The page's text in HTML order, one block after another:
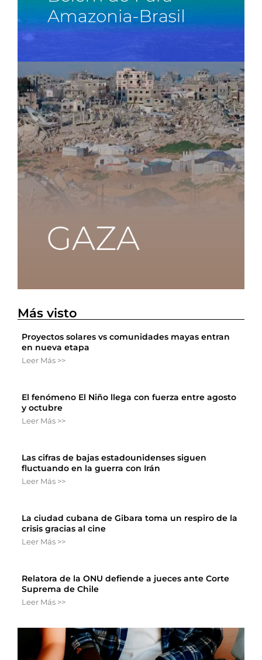
Más visto
Proyectos solares vs comunidades mayas entran
en nueva etapa
Leer Más >>
El fenómeno El Niño llega con fuerza entre agosto
y octubre
Leer Más >>
Las cifras de bajas estadounidenses siguen
fluctuando en la guerra con Irán
Leer Más >>
La ciudad cubana de Gibara toma un respiro de la
crisis gracias al cine
Leer Más >>
Relatora de la ONU defiende a jueces ante Corte
Suprema de Chile
Leer Más >>